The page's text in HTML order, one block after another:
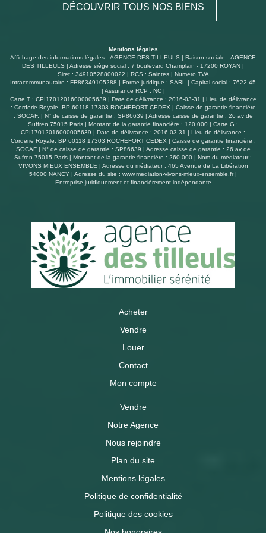
un garage de 23m2 avec une porte motorisée. Grand
jardin clos, intime et paysagé. Chauffage au sol alimenté
DÉCOUVRIR TOUS NOS BIENS
Mentions légales
Affichage des informations légales : AGENCE DES TILLEULS | Raison sociale : AGENCE
DES TILLEULS | Adresse siège social : 7 boulevard Champlain - 17200 ROYAN |
Siret : 34910528800022 | RCS : Saintes | Numero TVA
Intracommunautaire : FR86349105288 | Forme juridique : SARL | Capital social : 7622.45
| Assurance RCP : NC |
Carte T : CPI17012016000005639 | Date de délivrance : 2016-03-31 | Lieu de délivrance
: Corderie Royale, BP 60118 17303 ROCHEFORT CEDEX | Caisse de garantie financière
: SOCAF. | N° de caisse de garantie : SP86639 | Adresse caisse de garantie : 26 av de
Suffren 75015 Paris | Montant de la garantie financière : 120 000 | Carte G :
CPI17012016000005639 | Date de délivrance : 2016-03-31 | Lieu de délivrance :
Corderie Royale, BP 60118 17303 ROCHEFORT CEDEX | Caisse de garantie financière :
SOCAF | N° de caisse de garantie : SP86639 | Adresse caisse de garantie : 26 av de
Sufren 75015 Paris | Montant de la garantie financière : 260 000 | Nom du médiateur :
VIVONS MIEUX ENSEMBLE | Adresse du médiateur : 465 Avenue de La Libération
54000 NANCY | Adresse du site : www.mediation-vivons-mieux-ensemble.fr|
Entreprise juridiquement et financièrement indépendante
Acheter
Vendre
Louer
Contact
Mon compte
Vendre
Notre Agence
Nous rejoindre
Plan du site
Mentions légales
Politique de confidentialité
Politique des cookies